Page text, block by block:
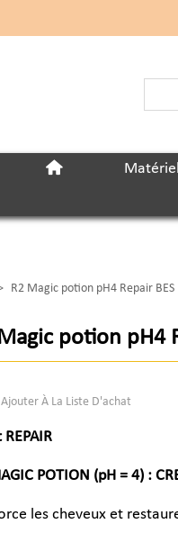
R2 Magic potion pH4 Repair BES
potion pH4
Ajouter À La Liste D'achat
POTION (pH = 4) :
les cheveux et